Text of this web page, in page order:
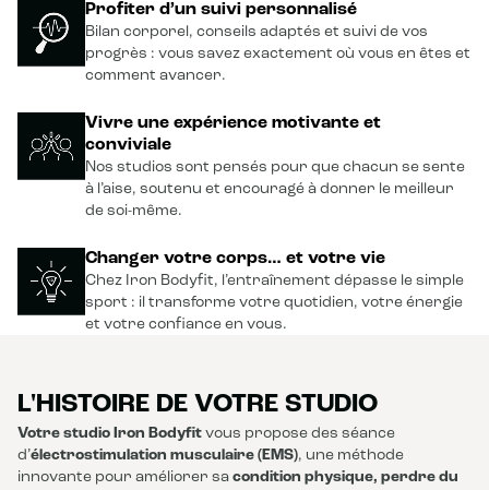
Profiter d’un suivi personnalisé
Bilan corporel, conseils adaptés et suivi de vos
progrès : vous savez exactement où vous en êtes et
comment avancer.
Vivre une expérience motivante et
conviviale
Nos studios sont pensés pour que chacun se sente
à l’aise, soutenu et encouragé à donner le meilleur
de soi-même.
Changer votre corps… et votre vie
Chez Iron Bodyfit, l’entraînement dépasse le simple
sport : il transforme votre quotidien, votre énergie
et votre confiance en vous.
L'HISTOIRE DE VOTRE STUDIO
Votre studio Iron Bodyfit vous propose des séance
d’électrostimulation musculaire (EMS), une méthode
innovante pour améliorer sa condition physique, perdre du